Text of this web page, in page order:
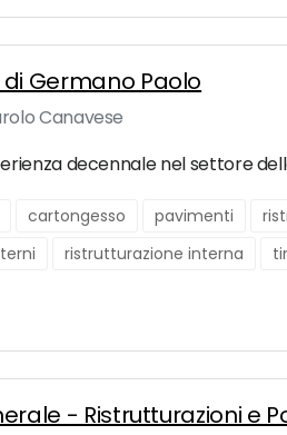
di Germano Paolo
Canavese
decennale nel settore
cartongesso pavimenti
ristrutturazione interna
- Ristrutturazioni e